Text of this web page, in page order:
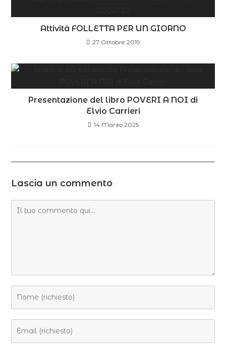
Attività FOLLETTA PER UN GIORNO
27 Ottobre 2019
Presentazione del libro POVERI A NOI di
Elvio Carrieri
14 Marzo 2025
Lascia un commento